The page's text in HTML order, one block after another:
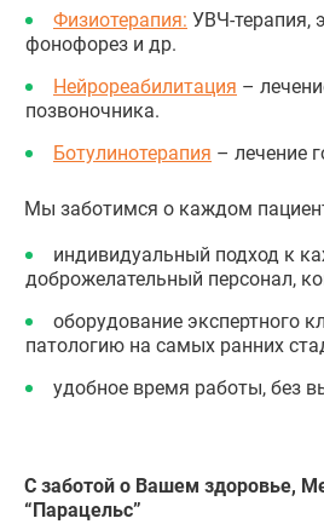
Физиотерапия: УВЧ-терапия,
фонофорез и др.
Нейрореабилитация –
позвоночника.
Ботулинотерапия – лечение
Мы заботимся о каждом
индивидуальный подход к
доброжелательный персонал,
оборудование экспертного
патологию на самых ранних
удобное время работы, без
С заботой о Вашем здоровье,
“Парацельс”